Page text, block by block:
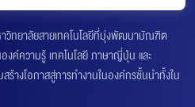
วิทยาลัยสายเทคโนโลยีที่มุ่งพัฒนาบัณฑิต
ค์ความรู้ เทคโนโลยี ภาษาญี่ปุ่น และ
างโอกาสสู่การทำงานในองค์กรชั้นนำทั้งใน